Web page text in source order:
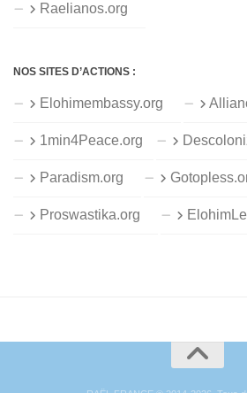
Raelianos.org
NOS SITES D’ACTIONS :
Elohimembassy.org
1min4Peace.org
Paradism.org
Proswastika.org